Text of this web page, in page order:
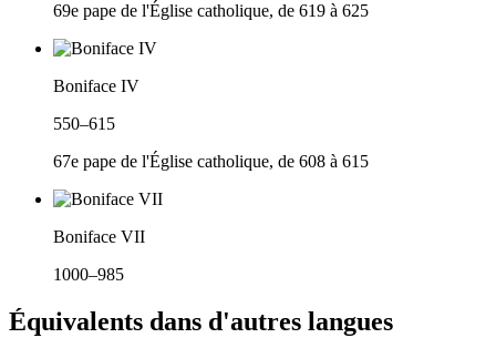
69e pape de l'Église catholique, de 619 à 625
Boniface IV
550–615
67e pape de l'Église catholique, de 608 à 615
Boniface VII
1000–985
Équivalents dans d'autres langues